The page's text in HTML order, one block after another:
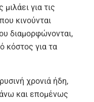
για τις
κινούνται
διαμορφώνονται,
κόστος για τα
χρονιά ήδη,
και επομένως